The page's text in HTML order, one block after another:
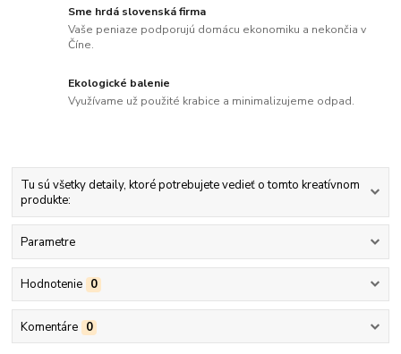
Sme hrdá slovenská firma
Vaše peniaze podporujú domácu ekonomiku a nekončia v
Číne.
Ekologické balenie
Využívame už použité krabice a minimalizujeme odpad.
Tu sú všetky detaily, ktoré potrebujete vedieť o tomto kreatívnom
produkte:
Parametre
Hodnotenie 0
Komentáre 0